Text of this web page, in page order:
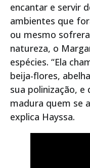
encantar e servir
ambientes que
ou mesmo
natureza, o
espécies. “Ela
beija-flores,
sua polinização,
madura quem se
explica Hayssa.